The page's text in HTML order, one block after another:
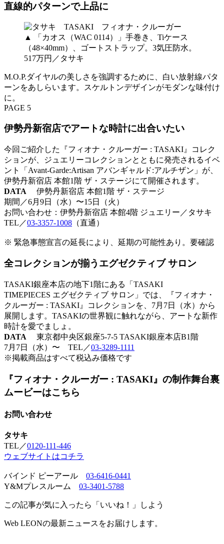
直線的パターンで上品に
▲ 「カオス（WAC 0114）」手巻き、Tiケース
（48×40mm）、ゴートストラップ。3気圧防水。
517万円／タサキ
M.O.P.ダイヤルの美しさを強調するために、白い放射線パタ
ーンをあしらいます。スケルトンデザインがモダンな味付け
に。
PAGE 5
伊勢丹新宿店でアートな時計に出合いたい
今回ご紹介した『フィオナ・クルーガー : TASAKI』コレク
ションが、ジュエリーコレクションとともに発売されるイベ
ント「Avant-Garde:Artisan アバンギャルド:アルチザン」が、
伊勢丹新宿店 本館1階 ザ・ステージにて開催されます。
DATA 伊勢丹新宿店 本館1階 ザ・ステージ
期間／6月9日（水）〜15日（火）
お問い合わせ：伊勢丹新宿店 本館4階 ジュエリー／タサキ
TEL／03-3357-1008 （直通）
※ 緊急事態宣言の延長により、延期の可能性あり。要確認
全コレクションが揃うエグゼクティブ サロン
TASAKI銀座本店の地下1階にある「TASAKI
TIMEPIECES エグゼクティブ サロン」では、『フィオナ・
クルーガー : TASAKI』コレクションを、7月7日（水）から
展開します。TASAKIの世界観に触れながら、アートな新作
時計を愛でましょ。
DATA 東京都中央区銀座5-7-5 TASAKI銀座本店B1階
7月7日（水）〜 TEL／03-3289-1111
※掲載商品はすべて税込み価格です
『フィオナ・クルーガー : TASAKI』の制作舞台裏
ムービーはこちら
お問い合わせ
タサキ
TEL／0120-111-446
ウェブサイトはコチラ
バインド ピーアール 03-6416-0441
Y&Mプレスルーム 03-3401-5788
この記事が気に入ったら「いいね！」しよう
Web LEONの最新ニュースをお届けします。